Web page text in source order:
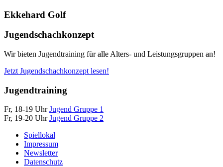
Ekkehard Golf
Jugendschachkonzept
Wir bieten Jugendtraining für alle Alters- und Leistungsgruppen an!
Jetzt Jugendschachkonzept lesen!
Jugendtraining
Fr, 18-19 UhrJugend Gruppe 1
Fr, 19-20 UhrJugend Gruppe 2
Spiellokal
Impressum
Newsletter
Datenschutz